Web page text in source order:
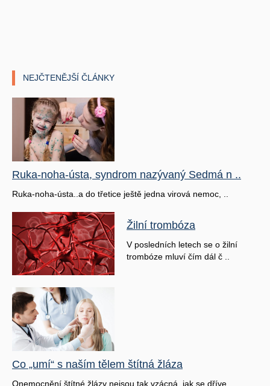
NEJČTENĚJŠÍ ČLÁNKY
Ruka-noha-ústa, syndrom nazývaný Sedmá n ..
Ruka-noha-ústa..a do třetice ještě jedna virová nemoc, ..
Žilní trombóza
V posledních letech se o žilní
trombóze mluví čím dál č ..
Co „umí“ s naším tělem štítná žláza
Onemocnění štítné žlázy nejsou tak vzácná, jak se dříve ..